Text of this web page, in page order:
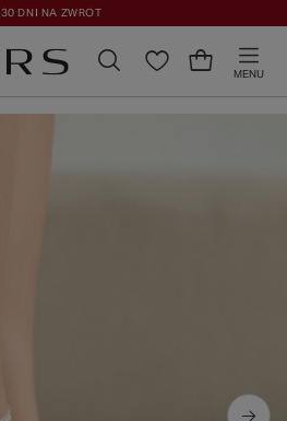
30 DNI NA ZWROT
MENU